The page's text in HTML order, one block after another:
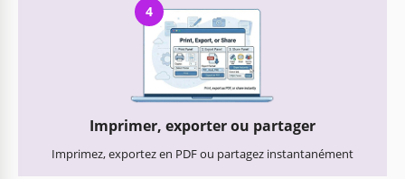
4
Imprimer, exporter ou partager
Imprimez, exportez en PDF ou partagez instantanément